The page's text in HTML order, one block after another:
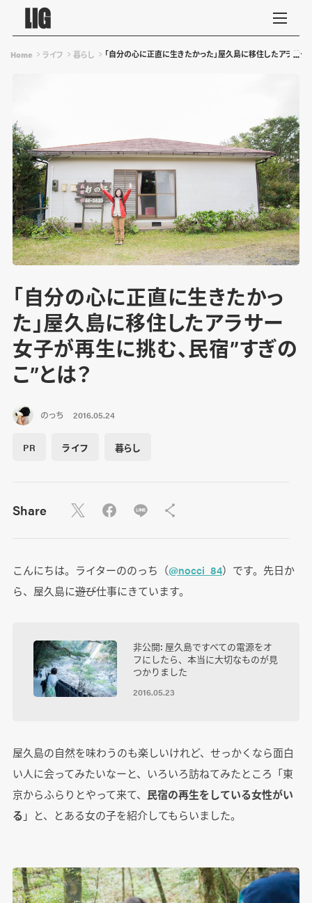
Home ライフ 暮らし 「自分の心に正直に生きたかった」屋久島に移住したアラサー
「自分の心に正直に生きたかっ
た」屋久島に移住したアラサー
女子が再生に挑む、民宿”すぎの
こ”とは？
のっち 2016.05.24
PR ライフ 暮らし
Share
こんにちは。ライターののっち（@nocci_84）です。先日か
ら、屋久島に遊び仕事にきています。
非公開: 屋久島ですべての電源をオ
フにしたら、本当に大切なものが見
つかりました
2016.05.23
屋久島の自然を味わうのも楽しいけれど、せっかくなら面白
い人に会ってみたいなーと、いろいろ訪ねてみたところ「東
京からふらりとやって来て、 民宿の再生をしている女性がい
る 」と、とある女の子を紹介してもらいました。